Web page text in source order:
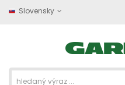
Slovensky